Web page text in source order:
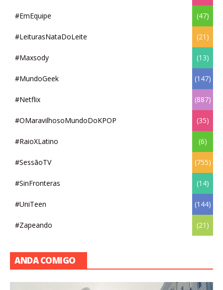
#EmEquipe (47)
#LeiturasNataDoLeite (21)
#Maxsody (13)
#MundoGeek (147)
#Netflix (887)
#OMaravilhosoMundoDoKPOP (35)
#RaioXLatino (6)
#SessãoTV (755)
#SinFronteras (14)
#UniTeen (144)
#Zapeando (21)
ANDA COMIGO